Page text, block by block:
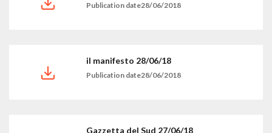
Publication date28/06/2018
il manifesto 28/06/18
Publication date28/06/2018
Gazzetta del Sud 27/06/18